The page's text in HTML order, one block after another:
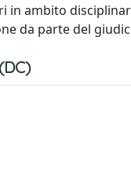
ambito
da parte del